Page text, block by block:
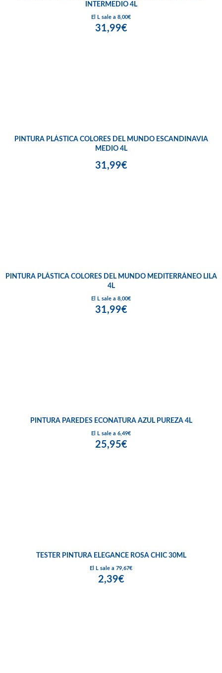
INTERMEDIO 4L
El L sale a 8,00€
31,99€
PINTURA PLÁSTICA COLORES DEL MUNDO ESCANDINAVIA
MEDIO 4L
31,99€
PINTURA PLÁSTICA COLORES DEL MUNDO MEDITERRÁNEO LILA
4L
El L sale a 8,00€
31,99€
PINTURA PAREDES ECONATURA AZUL PUREZA 4L
El L sale a 6,49€
25,95€
TESTER PINTURA ELEGANCE ROSA CHIC 30ML
El L sale a 79,67€
2,39€